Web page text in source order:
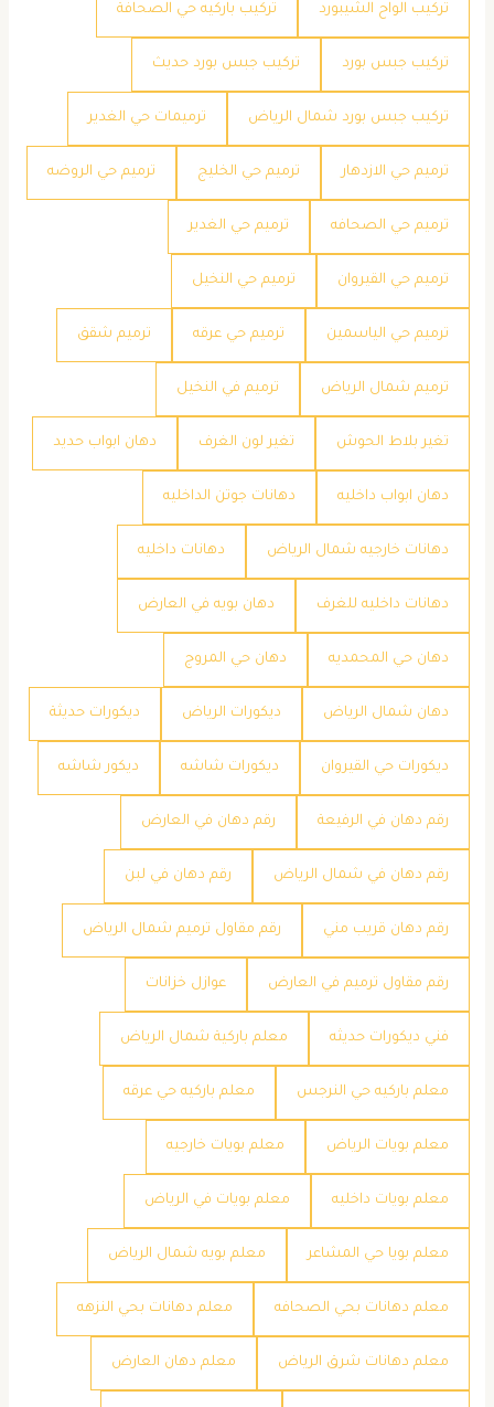
تركيب الواح الشيبورد تركيب باركيه حي الصحافة
تركيب جبس بورد تركيب جبس بورد حديث
تركيب جبس بورد شمال الرياض ترميمات حي الغدير
ترميم حي الازدهار ترميم حي الخليج ترميم حي الروضه
ترميم حي الصحافه ترميم حي الغدير
ترميم حي القيروان ترميم حي النخيل
ترميم حي الياسمين ترميم حي عرقه ترميم شقق
ترميم شمال الرياض ترميم في النخيل
تغير بلاط الحوش تغير لون الغرف دهان ابواب حديد
دهان ابواب داخليه دهانات جوتن الداخليه
دهانات خارجيه شمال الرياض دهانات داخليه
دهانات داخليه للغرف دهان بويه في العارض
دهان حي المحمديه دهان حي المروج
دهان شمال الرياض ديكورات الرياض ديكورات حديثة
ديكورات حي القيروان ديكورات شاشه ديكور شاشه
رقم دهان في الرفيعة رقم دهان في العارض
رقم دهان في شمال الرياض رقم دهان في لبن
رقم دهان قريب مني رقم مقاول ترميم شمال الرياض
رقم مقاول ترميم في العارض عوازل خزانات
فني ديكورات حديثه معلم باركية شمال الرياض
معلم باركيه حي النرجس معلم باركيه حي عرقه
معلم بويات الرياض معلم بويات خارجيه
معلم بويات داخليه معلم بويات في الرياض
معلم بويا حي المشاعر معلم بويه شمال الرياض
معلم دهانات بحي الصحافه معلم دهانات بحي النزهه
معلم دهانات شرق الرياض معلم دهان العارض